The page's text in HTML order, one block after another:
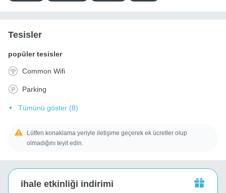
Tesisler
popüler tesisler
Common Wifi
Parking
Tümünü göster (8)
Lütfen konaklama yeriyle iletişime geçerek ek ücretler olup
olmadığını teyit edin.
ihale etkinliği indirimi